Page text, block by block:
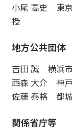
小尾 高史 東
授
地方公共団体
吉田 誠 横浜
西森 大介 神
佐藤 泰格 都
関係省庁等